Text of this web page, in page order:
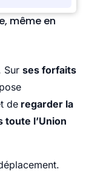
même en
Sur ses forfaits
de regarder la
l’Union